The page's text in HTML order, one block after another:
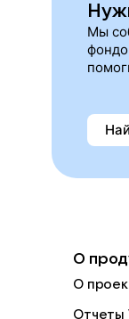
Мы
О
О
Отчеты